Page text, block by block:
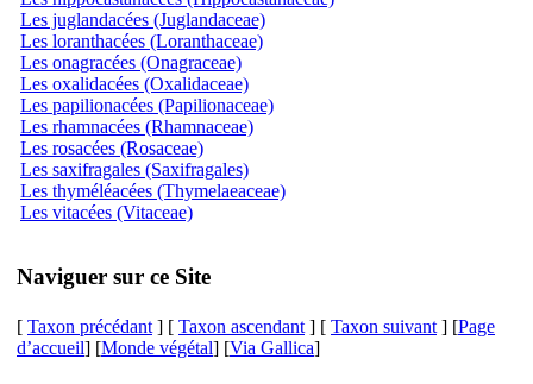
Les juglandacées (Juglandaceae)
Les loranthacées (Loranthaceae)
Les onagracées (Onagraceae)
Les oxalidacées (Oxalidaceae)
Les papilionacées (Papilionaceae)
Les rhamnacées (Rhamnaceae)
Les rosacées (Rosaceae)
Les saxifragales (Saxifragales)
Les thyméléacées (Thymelaeaceae)
Les vitacées (Vitaceae)
Naviguer sur ce Site
[ Taxon précédant ] [ Taxon ascendant ] [ Taxon suivant ] [Page
d’accueil] [Monde végétal] [Via Gallica]